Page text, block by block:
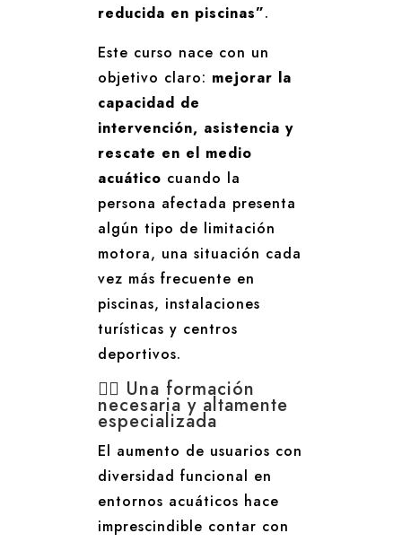
reducida en piscinas”.
Este curso nace con un
objetivo claro: mejorar la
capacidad de
intervención, asistencia y
rescate en el medio
acuático cuando la
persona afectada presenta
algún tipo de limitación
motora, una situación cada
vez más frecuente en
piscinas, instalaciones
turísticas y centros
deportivos.
🏊‍♂️ Una formación
necesaria y altamente
especializada
El aumento de usuarios con
diversidad funcional en
entornos acuáticos hace
imprescindible contar con